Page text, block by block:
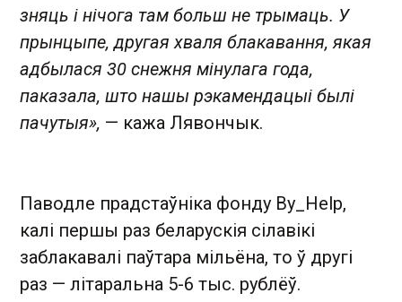
зняць і нічога там больш не трымаць. У
прынцыпе, другая хваля блакавання, якая
адбылася 30 снежня мінулага года,
паказала, што нашы рэкамендацыі былі
пачутыя», — кажа Лявончык.
Паводле прадстаўніка фонду By_Help,
калі першы раз беларускія сілавікі
заблакавалі паўтара мільёна, то ў другі
раз — літаральна 5-6 тыс. рублёў.